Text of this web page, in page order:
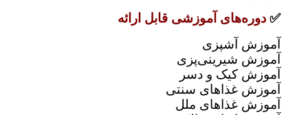
دوره‌های آموزشی قابل ارائه
آموزش آشپزی
آموزش شیرینی‌پزی
آموزش کیک و دسر
آموزش غذاهای سنتی
آموزش غذاهای ملل